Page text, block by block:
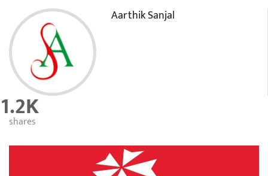
Aarthik Sanjal
1.2K
shares